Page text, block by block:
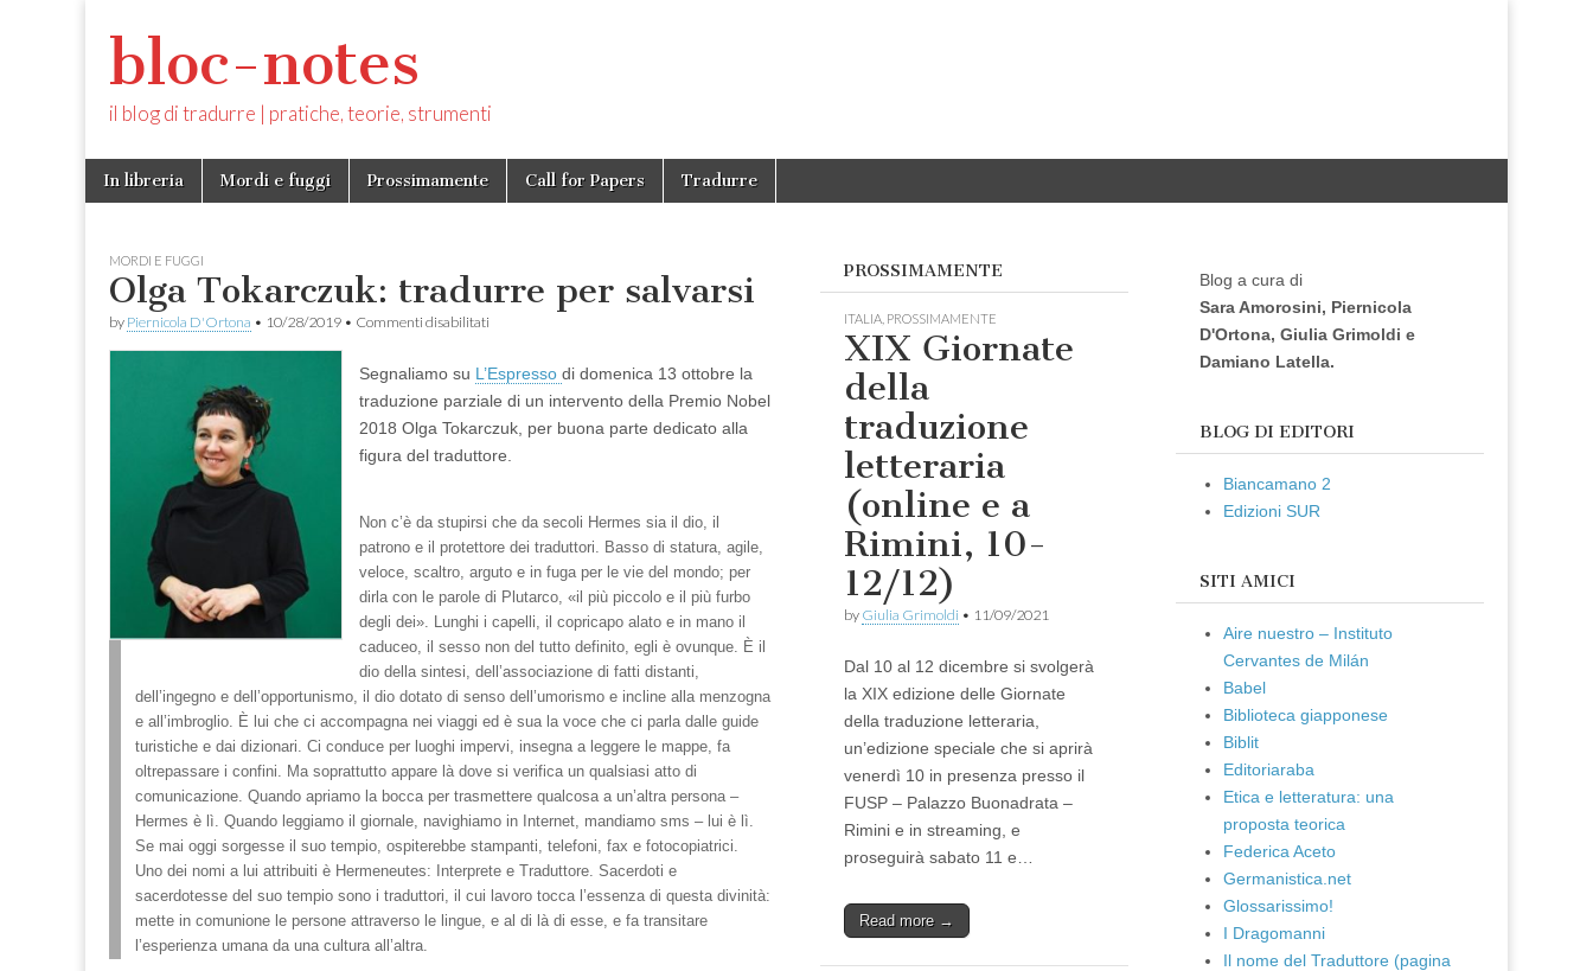
bloc-notes
il blog di tradurre | pratiche, teorie, strumenti
Main
menu
Skip
In libreria Mordi e fuggi Prossimamente Call for Papers Tradurre
MORDI E FUGGI
Olga Tokarczuk: tradurre per salvarsi
by Piernicola D'Ortona • 10/28/2019 • Commenti disabilitati
tradurre
per
Segnaliamo su L’Espresso di domenica 13 ottobre la
traduzione parziale di un intervento della Premio Nobel
2018 Olga Tokarczuk, per buona parte dedicato alla
figura del traduttore.
Non c’è da stupirsi che da secoli Hermes sia il dio, il
patrono e il protettore dei traduttori. Basso di statura, agile,
veloce, scaltro, arguto e in fuga per le vie del mondo; per
dirla con le parole di Plutarco, «il più piccolo e il più furbo
degli dei». Lunghi i capelli, il copricapo alato e in mano il
caduceo, il sesso non del tutto definito, egli è ovunque. È il
dio della sintesi, dell’associazione di fatti distanti,
dell’ingegno e dell’opportunismo, il dio dotato di senso dell’umorismo e incline alla menzogna
e all’imbroglio. È lui che ci accompagna nei viaggi ed è sua la voce che ci parla dalle guide
turistiche e dai dizionari. Ci conduce per luoghi impervi, insegna a leggere le mappe, fa
oltrepassare i confini. Ma soprattutto appare là dove si verifica un qualsiasi atto di
comunicazione. Quando apriamo la bocca per trasmettere qualcosa a un’altra persona –
Hermes è lì. Quando leggiamo il giornale, navighiamo in Internet, mandiamo sms – lui è lì.
Se mai oggi sorgesse il suo tempio, ospiterebbe stampanti, telefoni, fax e fotocopiatrici.
Uno dei nomi a lui attribuiti è Hermeneutes: Interprete e Traduttore. Sacerdoti e
sacerdotesse del suo tempio sono i traduttori, il cui lavoro tocca l’essenza di questa divinità:
mette in comunione le persone attraverso le lingue, e al di là di esse, e fa transitare
l’esperienza umana da una cultura all’altra.
PROSSIMAMENTE
ITALIA PROSSIMAMENTE
XIX Giornate
della
traduzione
letteraria
(online e a
Rimini, 10-
12/12)
by Giulia Grimoldi • 11/09/2021
Dal 10 al 12 dicembre si svolgerà
la XIX edizione delle Giornate
della traduzione letteraria,
un’edizione speciale che si aprirà
venerdì 10 in presenza presso il
FUSP – Palazzo Buonadrata –
Rimini e in streaming, e
proseguirà sabato 11 e…
Read more →
Blog a cura di
Sara Amorosini, Piernicola
D'Ortona, Giulia Grimoldi e
Damiano Latella.
BLOG DI EDITORI
Biancamano 2
Edizioni SUR
SITI AMICI
Aire nuestro – Instituto
Cervantes de Milán
Babel
Biblioteca giapponese
Biblit
Editoriaraba
Etica e letteratura: una
proposta teorica
Federica Aceto
Germanistica.net
Glossarissimo!
I Dragomanni
Il nome del Traduttore (pagina